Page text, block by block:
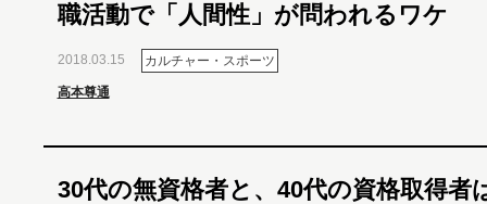
職活動で「人間性」が問われるワケ
2018.03.15 カルチャー・スポーツ
高本尊通
30代の無資格者と、40代の資格取得者